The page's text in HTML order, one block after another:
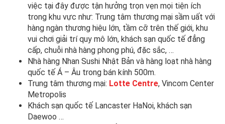
việc tại đây được tận hưởng trọn vẹn mọi tiện ích
trong khu vực như: Trung tâm thương mại sầm uất với
hàng ngàn thương hiệu lớn, tầm cỡ trên thế giới, khu
vui chơi giải trí quy mô lớn, khách sạn quốc tế đẳng
cấp, chuỗi nhà hàng phong phú, đặc sắc, …
Nhà hàng Nhan Sushi Nhật Bản và hàng loạt nhà hàng
quốc tế Á – Âu trong bán kính 500m.
Trung tâm thương mại: Lotte Centre, Vincom Center
Metropolis
Khách sạn quốc tế Lancaster HaNoi, khách sạn
Daewoo …